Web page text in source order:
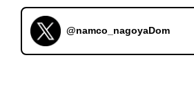
@namco_nagoyaDom